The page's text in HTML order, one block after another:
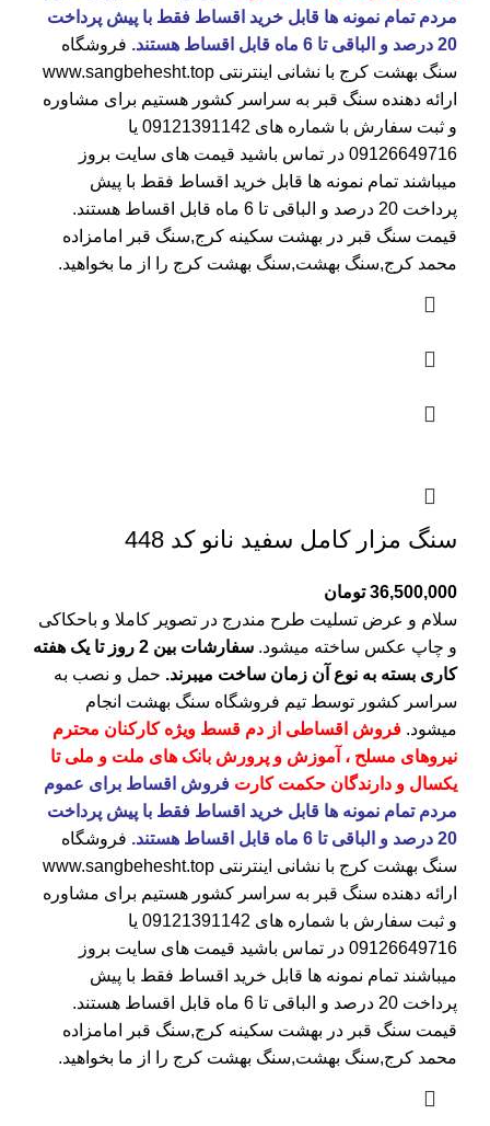
مردم تمام نمونه ها قابل خرید اقساط فقط با پیش پرداخت
20 درصد و الباقی تا 6 ماه قابل اقساط هستند.
فروشگاه
سنگ بهشت کرج با نشانی اینترنتی www.sangbehesht.top
ارائه دهنده سنگ قبر به سراسر کشور هستیم برای مشاوره
و ثبت سفارش با شماره های 09121391142 یا
09126649716 در تماس باشید قیمت های سایت بروز
میباشند تمام نمونه ها قابل خرید اقساط فقط با پیش
پرداخت 20 درصد و الباقی تا 6 ماه قابل اقساط هستند.
قیمت سنگ قبر در بهشت سکینه کرج,سنگ قبر امامزاده
محمد کرج,سنگ بهشت,سنگ بهشت کرج را از ما بخواهید.
سنگ مزار کامل سفید نانو کد 448
36,500,000 تومان
سلام و عرض تسلیت طرح مندرج در تصویر کاملا و باحکاکی
و چاپ عکس ساخته میشود.
سفارشات بین 2 روز تا یک هفته
کاری بسته به نوع آن زمان ساخت میبرند. حمل و نصب به
سراسر کشور توسط تیم فروشگاه سنگ بهشت انجام
میشود. فروش اقساطی از دم قسط ویژه کارکنان محترم
نیروهای مسلح ، آموزش و پرورش بانک های ملت و ملی تا
یکسال و دارندگان حکمت کارت فروش اقساط برای عموم
مردم تمام نمونه ها قابل خرید اقساط فقط با پیش پرداخت
20 درصد و الباقی تا 6 ماه قابل اقساط هستند.
فروشگاه
سنگ بهشت کرج با نشانی اینترنتی www.sangbehesht.top
ارائه دهنده سنگ قبر به سراسر کشور هستیم برای مشاوره
و ثبت سفارش با شماره های 09121391142 یا
09126649716 در تماس باشید قیمت های سایت بروز
میباشند تمام نمونه ها قابل خرید اقساط فقط با پیش
پرداخت 20 درصد و الباقی تا 6 ماه قابل اقساط هستند.
قیمت سنگ قبر در بهشت سکینه کرج,سنگ قبر امامزاده
محمد کرج,سنگ بهشت,سنگ بهشت کرج را از ما بخواهید.